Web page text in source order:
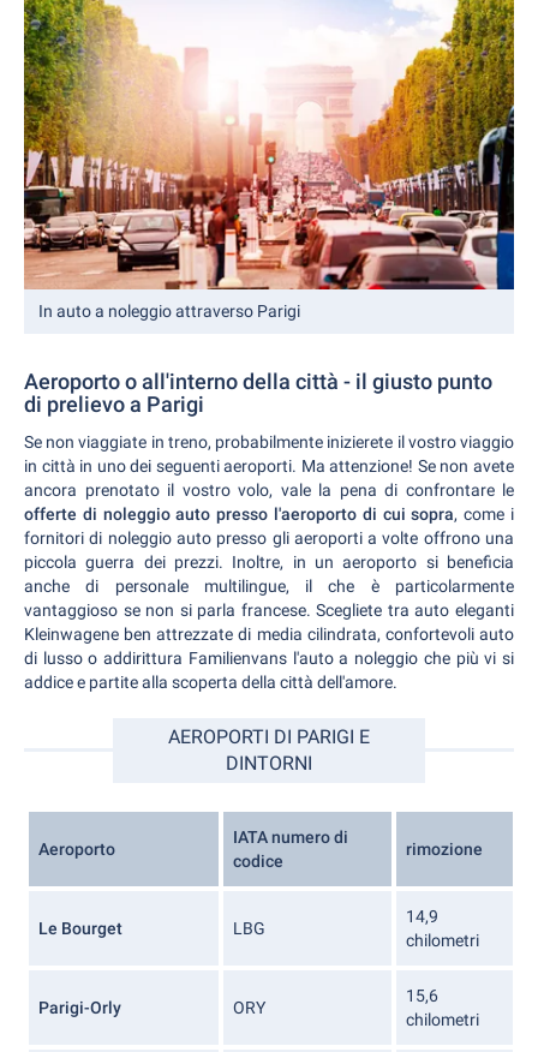
In auto a noleggio attraverso Parigi
Aeroporto o all'interno della città - il giusto punto
di prelievo a Parigi
Se non viaggiate in treno, probabilmente inizierete il vostro viaggio
in città in uno dei seguenti aeroporti. Ma attenzione! Se non avete
ancora prenotato il vostro volo, vale la pena di confrontare le
offerte di noleggio auto presso l'aeroporto di cui sopra, come i
fornitori di noleggio auto presso gli aeroporti a volte offrono una
piccola guerra dei prezzi. Inoltre, in un aeroporto si beneficia
anche di personale multilingue, il che è particolarmente
vantaggioso se non si parla francese. Scegliete tra auto eleganti
Kleinwagene ben attrezzate di media cilindrata, confortevoli auto
di lusso o addirittura Familienvans l'auto a noleggio che più vi si
addice e partite alla scoperta della città dell'amore.
AEROPORTI DI PARIGI E
DINTORNI
Aeroporto
IATA numero di
codice
rimozione
Le Bourget LBG
14,9
chilometri
Parigi-Orly ORY
15,6
chilometri